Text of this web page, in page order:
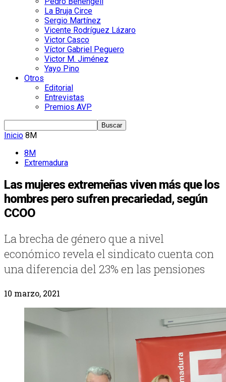
La Bruja Circe
Sergio Martínez
Vicente Rodríguez Lázaro
Victor Casco
Víctor Gabriel Peguero
Victor M. Jiménez
Yayo Pino
Otros
Editorial
Entrevistas
Premios AVP
Inicio 8M
8M
Extremadura
Las mujeres extremeñas viven más que los
hombres pero sufren precariedad, según
CCOO
La brecha de género que a nivel
económico revela el sindicato cuenta con
una diferencia del 23% en las pensiones
10 marzo, 2021